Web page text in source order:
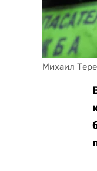
Михаил